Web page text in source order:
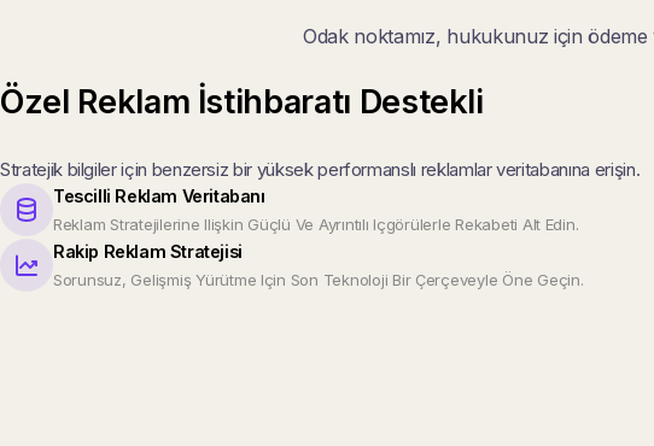
Odak noktamız, hukukunuz için
Özel Reklam İstihbaratı Destekli
Stratejik bilgiler için benzersiz bir yüksek performanslı reklamlar veritabanına erişin.
Tescilli Reklam Veritabanı
Reklam Stratejilerine Ilişkin Güçlü Ve Ayrıntılı Içgörülerle Rekabeti Alt Edin.
Rakip Reklam Stratejisi
Sorunsuz, Gelişmiş Yürütme Için Son Teknoloji Bir Çerçeveyle Öne Geçin.